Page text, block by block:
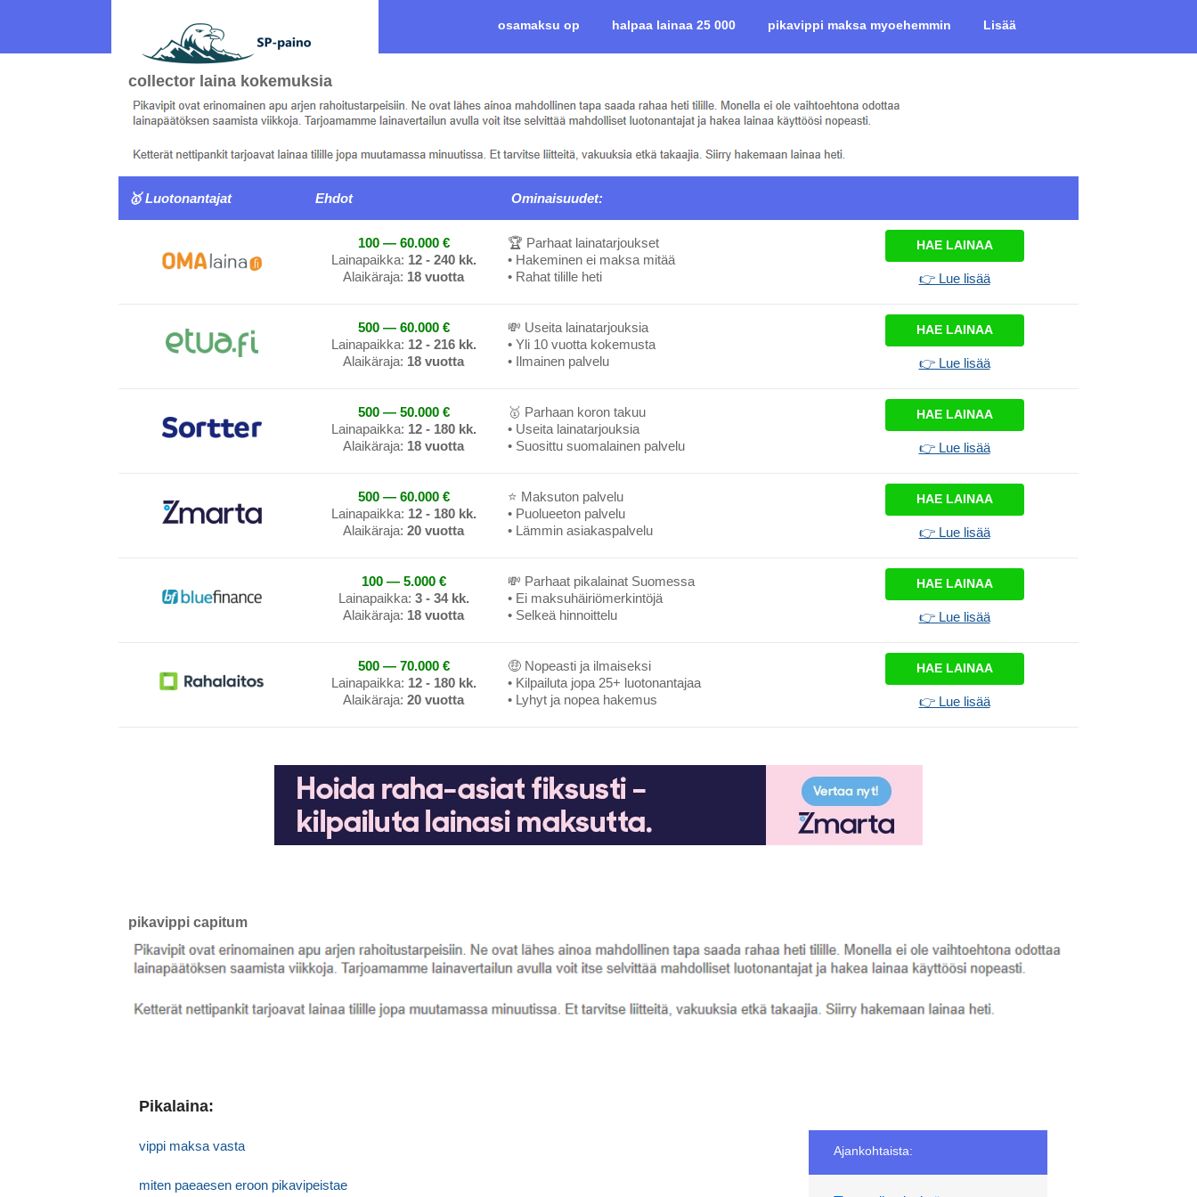
osamaksu op halpaa lainaa 25 000 pikavippi maksa myoehemmin Lisää
collector laina kokemuksia
🥇 Luotonantajat Ehdot Ominaisuudet:
100 — 60.000 €
Lainapaikka: 12 - 240 kk.
Alaikäraja: 18 vuotta
🏆 Parhaat lainatarjoukset
• Hakeminen ei maksa mitää
• Rahat tilille heti
HAE LAINAA
👉 Lue lisää
500 — 60.000 €
Lainapaikka: 12 - 216 kk.
Alaikäraja: 18 vuotta
💸 Useita lainatarjouksia
• Yli 10 vuotta kokemusta
• Ilmainen palvelu
HAE LAINAA
👉 Lue lisää
500 — 50.000 €
Lainapaikka: 12 - 180 kk.
Alaikäraja: 18 vuotta
🥇 Parhaan koron takuu
• Useita lainatarjouksia
• Suosittu suomalainen palvelu
HAE LAINAA
👉 Lue lisää
500 — 60.000 €
Lainapaikka: 12 - 180 kk.
Alaikäraja: 20 vuotta
⭐ Maksuton palvelu
• Puolueeton palvelu
• Lämmin asiakaspalvelu
HAE LAINAA
👉 Lue lisää
100 — 5.000 €
Lainapaikka: 3 - 34 kk.
Alaikäraja: 18 vuotta
💸 Parhaat pikalainat Suomessa
• Ei maksuhäiriömerkintöjä
• Selkeä hinnoittelu
HAE LAINAA
👉 Lue lisää
500 — 70.000 €
Lainapaikka: 12 - 180 kk.
Alaikäraja: 20 vuotta
🤑 Nopeasti ja ilmaiseksi
• Kilpailuta jopa 25+ luotonantajaa
• Lyhyt ja nopea hakemus
HAE LAINAA
👉 Lue lisää
pikavippi capitum
Ajankohtaista:
Pikalaina:
vippi maksa vasta
miten paeaesen eroon pikavipeistae